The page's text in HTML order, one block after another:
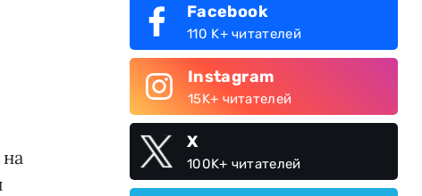
Facebook
110 K+ читателей
Instagram
15K+ читателей
X
100K+ читателей